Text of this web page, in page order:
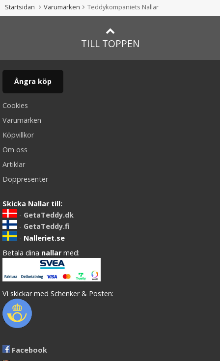
Startsidan Varumärken Teddykompaniets Nallar
TILL TOPPEN
Ångra köp
Cookies
Varumärken
Köpvillkor
Om oss
Artiklar
Doppresenter
Skicka Nallar till:
- GetaTeddy.dk
- GetaTeddy.fi
- Nalleriet.se
Betala dina nallar med:
Vi skickar med Schenker & Posten:
Facebook